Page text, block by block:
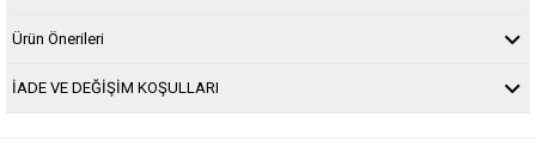
Ürün Önerileri
İADE VE DEĞİŞİM KOŞULLARI